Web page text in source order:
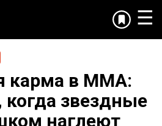
☰
карма в ММА:
когда звездные
наглеют